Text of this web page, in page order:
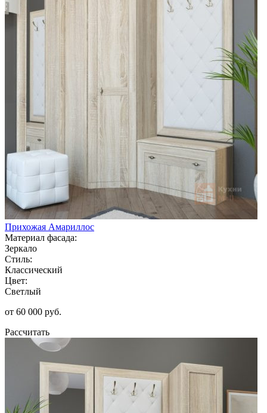
Прихожая Амариллос
Материал фасада:
Зеркало
Стиль:
Классический
Цвет:
Светлый
от 60 000 руб.
Рассчитать